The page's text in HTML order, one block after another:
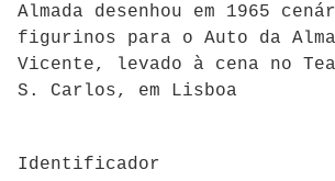
Almada desenhou em 1965
figurinos para o Auto da
Vicente, levado à cena no
S. Carlos, em Lisboa
Identificador